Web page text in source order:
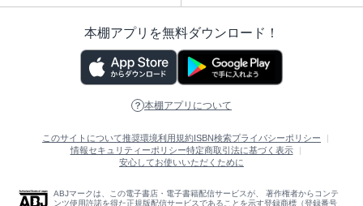
本棚アプリを無料ダウンロード！
本棚アプリについて
このサイトについて推奨環境利用規約 ISBN検索プライバシーポリシー
情報セキュリティーポリシー特定商取引法に基づく表示
安心してお使いいただくために
ABJマークは、この電子書店・電子書籍配信サービスが、 著作権者からコンテ
ンツ使用許諾を得た正規版配信サービスであることを示す登録商標（登録番号